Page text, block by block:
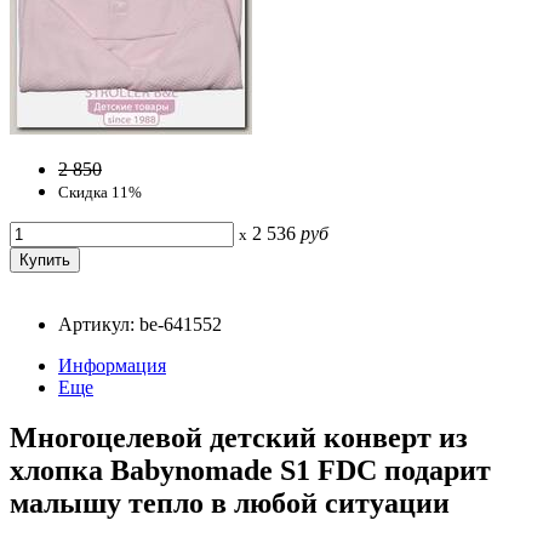
2 850
Скидка 11%
x 2 536 руб
Артикул: be-641552
Информация
Еще
Многоцелевой детский конверт из
хлопка Babynomade S1 FDC подарит
малышу тепло в любой ситуации